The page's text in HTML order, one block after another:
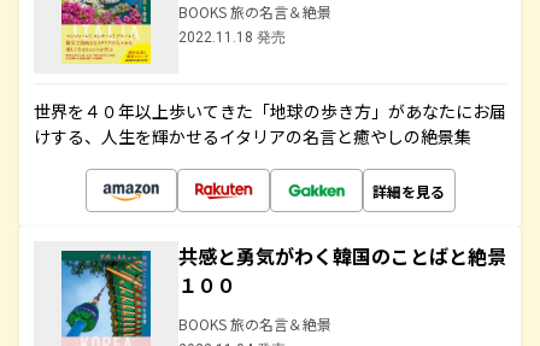
BOOKS 旅の名言＆絶景
2022.11.18 発売
世界を４０年以上歩いてきた「地球の歩き方」があなたにお届
けする、人生を輝かせるイタリアの名言と癒やしの絶景集
詳細を見る
共感と勇気がわく韓国のことばと絶景
１００
BOOKS 旅の名言＆絶景